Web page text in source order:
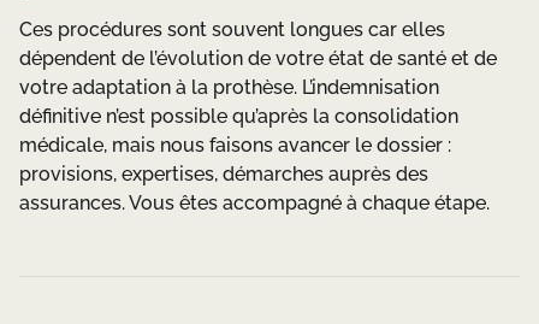
Ces procédures sont souvent longues car elles
dépendent de l’évolution de votre état de santé et de
votre adaptation à la prothèse. L’indemnisation
définitive n’est possible qu’après la consolidation
médicale, mais nous faisons avancer le dossier :
provisions, expertises, démarches auprès des
assurances. Vous êtes accompagné à chaque étape.